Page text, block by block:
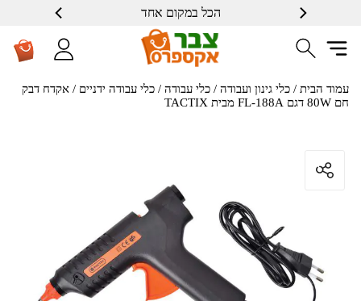
הכל במקום אחד
עמוד הבית / כלי גינון ועבודה / כלי עבודה / כלי עבודה ידניים / אקדח דבק
חם 80W דגם FL-188A מבית TACTIX